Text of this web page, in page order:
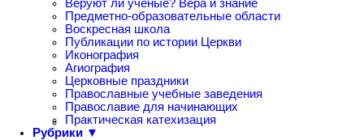
Веруют ли ученые? Вера и знание
Предметно-образовательные области
Воскресная школа
Публикации по истории Церкви
Иконография
Агиография
Церковные праздники
Православные учебные заведения
Православие для начинающих
Практическая катехизация
Рубрики ▼